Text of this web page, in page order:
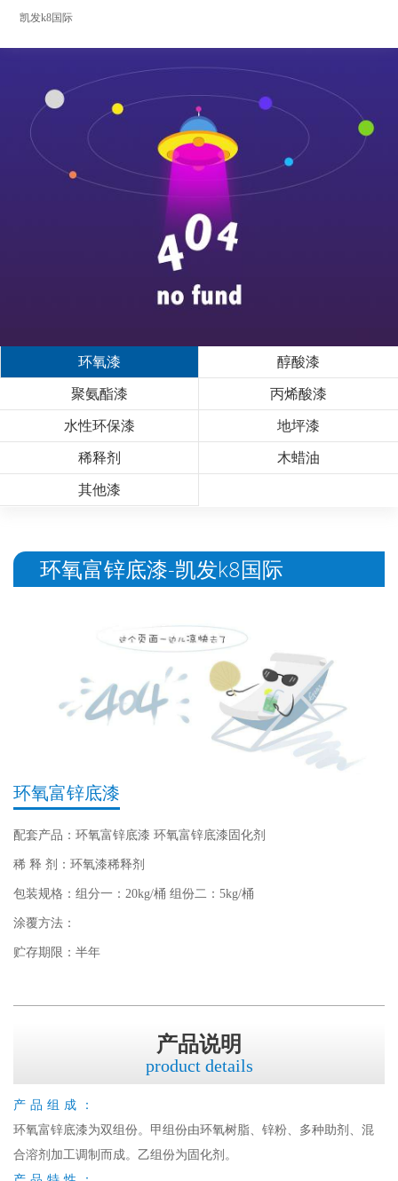
凯发k8国际
环氧漆 醇酸漆
聚氨酯漆 丙烯酸漆
水性环保漆 地坪漆
稀释剂 木蜡油
其他漆
环氧富锌底漆-凯发k8国际
环氧富锌底漆
配套产品：环氧富锌底漆 环氧富锌底漆固化剂
稀 释 剂：环氧漆稀释剂
包装规格：组分一：20kg/桶 组份二：5kg/桶
涂覆方法：
贮存期限：半年
产品说明
product details
产品组成：
环氧富锌底漆为双组份。甲组份由环氧树脂、锌粉、多种助剂、混
合溶剂加工调制而成。乙组份为固化剂。